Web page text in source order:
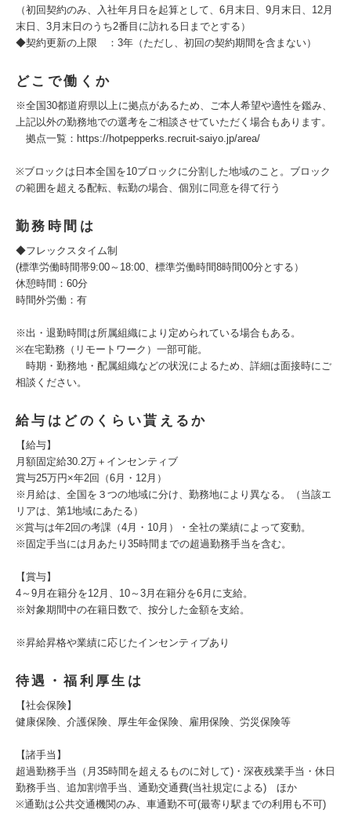
（初回契約のみ、入社年月日を起算として、6月末日、9月末日、12月
末日、3月末日のうち2番目に訪れる日までとする）
◆契約更新の上限 ：3年（ただし、初回の契約期間を含まない）
どこで働くか
※全国30都道府県以上に拠点があるため、ご本人希望や適性を鑑み、
上記以外の勤務地での選考をご相談させていただく場合もあります。
拠点一覧：https://hotpepperks.recruit-saiyo.jp/area/
※ブロックは日本全国を10ブロックに分割した地域のこと。ブロック
の範囲を超える配転、転勤の場合、個別に同意を得て行う
勤務時間は
◆フレックスタイム制
(標準労働時間帯9:00～18:00、標準労働時間8時間00分とする）
休憩時間：60分
時間外労働：有
※出・退勤時間は所属組織により定められている場合もある。
※在宅勤務（リモートワーク）一部可能。
時期・勤務地・配属組織などの状況によるため、詳細は面接時にご
相談ください。
給与はどのくらい貰えるか
【給与】
月額固定給30.2万＋インセンティブ
賞与25万円×年2回（6月・12月）
※月給は、全国を３つの地域に分け、勤務地により異なる。（当該エ
リアは、第1地域にあたる）
※賞与は年2回の考課（4月・10月）・全社の業績によって変動。
※固定手当には月あたり35時間までの超過勤務手当を含む。
【賞与】
4～9月在籍分を12月、10～3月在籍分を6月に支給。
※対象期間中の在籍日数で、按分した金額を支給。
※昇給昇格や業績に応じたインセンティブあり
待遇・福利厚生は
【社会保険】
健康保険、介護保険、厚生年金保険、雇用保険、労災保険等
【諸手当】
超過勤務手当（月35時間を超えるものに対して)・深夜残業手当・休日
勤務手当、追加割増手当、通勤交通費(当社規定による) ほか
※通勤は公共交通機関のみ、車通勤不可(最寄り駅までの利用も不可)